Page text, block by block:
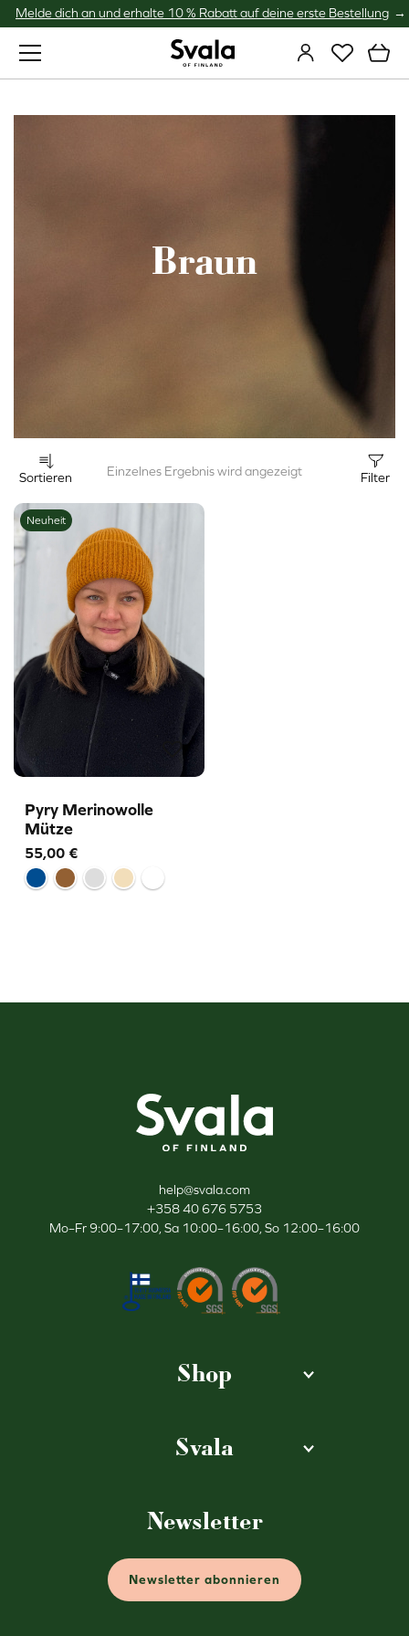
Melde dich an und erhalte 10 % Rabatt auf deine erste Bestellung
Braun
Sortieren Einzelnes Ergebnis wird angezeigt Filter
Neuheit
Pyry Merinowolle
Mütze
55,00 €
help@svala.com
+358 40 676 5753
Mo–Fr 9:00–17:00, Sa 10:00–16:00, So 12:00–16:00
Shop
Svala
Newsletter
Newsletter abonnieren